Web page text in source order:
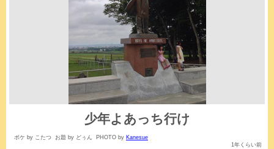
少年よあっち行け
ボケ by こたつ お題 by どぅん PHOTO by Kanesue
1年くらい前